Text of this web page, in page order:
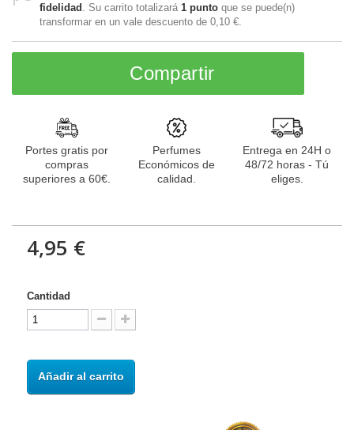
fidelidad . Su carrito totalizará 1 punto que se puede(n)
transformar en un vale descuento de 0,10 €
Compartir
Portes gratis por
compras
superiores a 60€.
Perfumes
Económicos de
calidad.
Entrega en 24H o
48/72 horas - Tú
eliges.
4,95 €
Cantidad
Añadir al carrito